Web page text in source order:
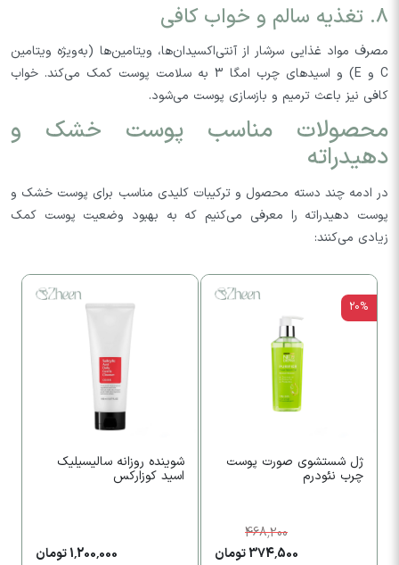
8. تغذیه سالم و خواب کافی
مصرف مواد غذایی سرشار از آنتی‌اکسیدان‌ها، ویتامین‌ها (به‌ویژه ویتامین
C و E) و اسیدهای چرب امگا 3 به سلامت پوست کمک می‌کند. خواب
کافی نیز باعث ترمیم و بازسازی پوست می‌شود.
محصولات مناسب پوست خشک و
دهیدراته
در ادمه چند دسته محصول و ترکیبات کلیدی مناسب برای پوست خشک و
پوست دهیدراته را معرفی می‌کنیم که به بهبود وضعیت پوست کمک
زیادی می‌کنند:
20%
ژل شستشوی صورت پوست
چرب نئودرم
468,200
374,500 تومان
شوينده روزانه سالیسیلیک
اسید کوزارکس
1,200,000 تومان